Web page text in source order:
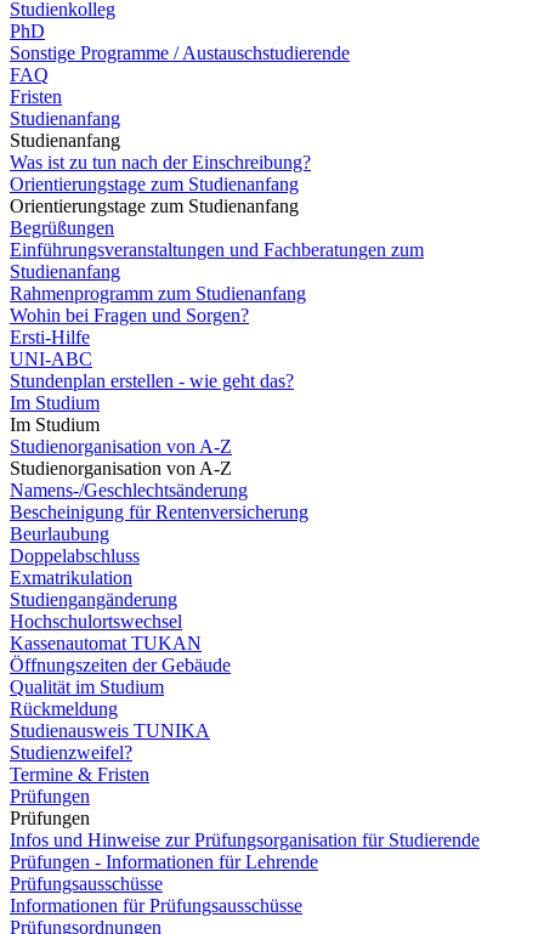
Studienkolleg
PhD
Sonstige Programme / Austauschstudierende
FAQ
Fristen
Studienanfang
Studienanfang
Was ist zu tun nach der Einschreibung?
Orientierungstage zum Studienanfang
Orientierungstage zum Studienanfang
Begrüßungen
Einführungsveranstaltungen und Fachberatungen zum
Studienanfang
Rahmenprogramm zum Studienanfang
Wohin bei Fragen und Sorgen?
Ersti-Hilfe
UNI-ABC
Stundenplan erstellen - wie geht das?
Im Studium
Im Studium
Studienorganisation von A-Z
Studienorganisation von A-Z
Namens-/Geschlechtsänderung
Bescheinigung für Rentenversicherung
Beurlaubung
Doppelabschluss
Exmatrikulation
Studiengangänderung
Hochschulortswechsel
Kassenautomat TUKAN
Öffnungszeiten der Gebäude
Qualität im Studium
Rückmeldung
Studienausweis TUNIKA
Studienzweifel?
Termine & Fristen
Prüfungen
Prüfungen
Infos und Hinweise zur Prüfungsorganisation für Studierende
Prüfungen - Informationen für Lehrende
Prüfungsausschüsse
Informationen für Prüfungsausschüsse
Prüfungsordnungen